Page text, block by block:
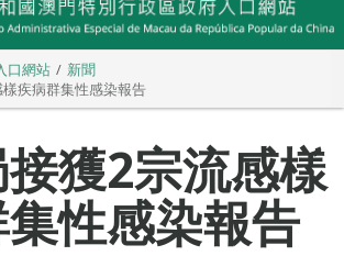
口網站
新聞
疾病群集性感染報告
獲2宗流感樣
性感染報告